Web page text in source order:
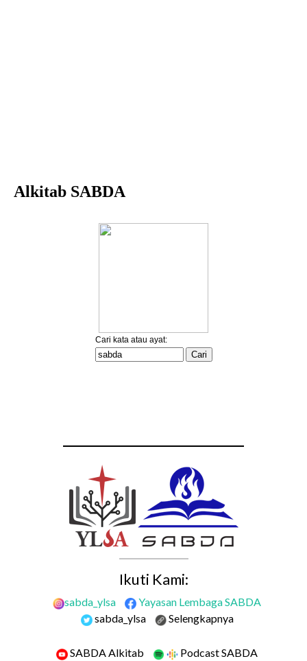
Ikuti Kami:
sabda_ylsa
Yayasan Lembaga SABDA
sabda_ylsa
Selengkapnya
SABDA Alkitab Podcast SABDA